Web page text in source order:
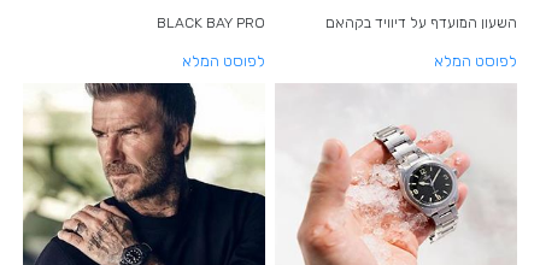
השעון המועדף על דיוויד בקהאם
לפוסט המלא
BLACK BAY PRO
לפוסט המלא